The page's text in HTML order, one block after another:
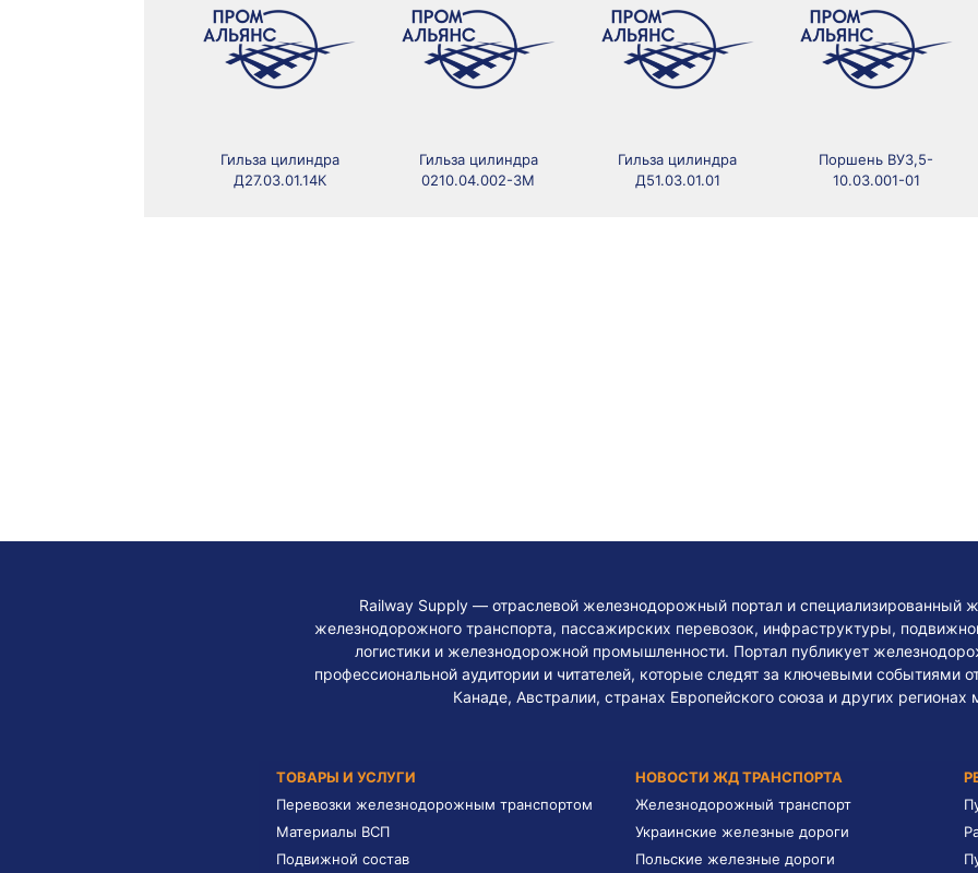
Гильза цилиндра
Д27.03.01.14К
Гильза цилиндра
0210.04.002-3М
Гильза цилиндра
Д51.03.01.01
Поршень ВУ3,5-
10.03.001-01
Railway Supply — отраслевой железнодорожный портал и специализированный
железнодорожного транспорта, пассажирских перевозок, инфраструктуры,
логистики и железнодорожной промышленности. Портал публикует
профессиональной аудитории и читателей, которые следят за ключевыми событиями
Канаде, Австралии, странах Европейского союза и других регионах
ТОВАРЫ И УСЛУГИ
Перевозки железнодорожным транспортом
Материалы ВСП
Подвижной состав
НОВОСТИ ЖД ТРАНСПОРТА
Железнодорожный транспорт
Украинские железные дороги
Польские железные дороги